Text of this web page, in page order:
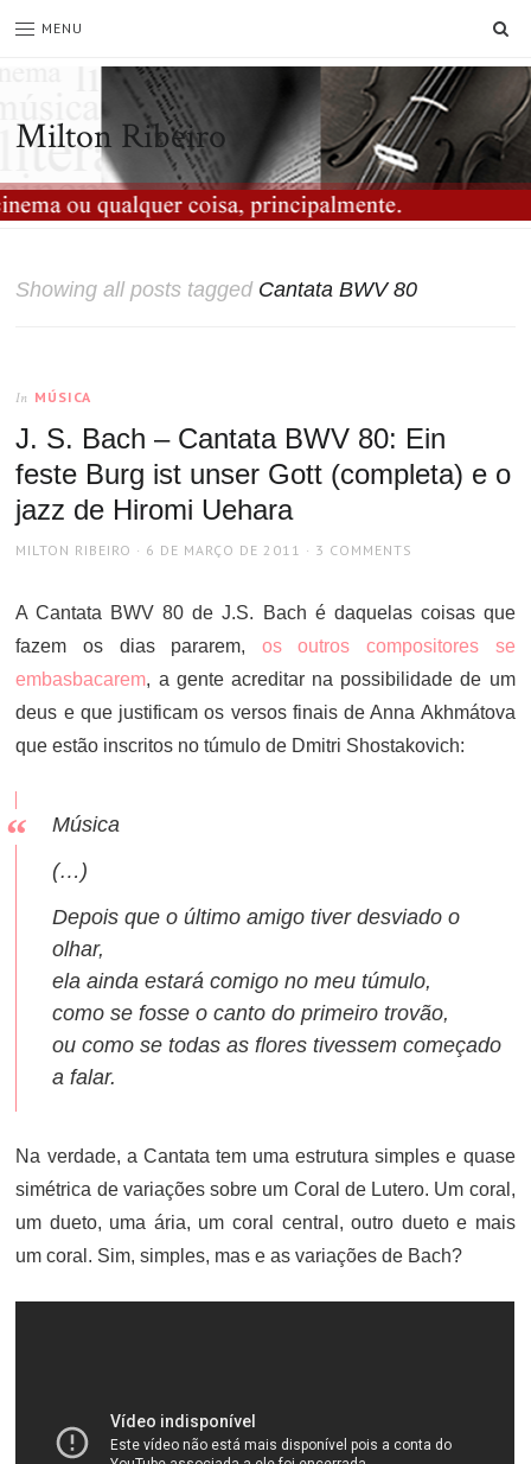
MENU
Milton Ribeiro
Showing all posts tagged Cantata BWV 80
In MÚSICA
J. S. Bach – Cantata BWV 80: Ein
feste Burg ist unser Gott (completa) e o
jazz de Hiromi Uehara
AUTHOR
MILTON RIBEIRO
POSTED
6 DE MARÇO DE 2011 3 COMMENTS
A Cantata BWV 80 de J.S. Bach é daquelas coisas que
fazem os dias pararem, os outros compositores se
embasbacarem, a gente acreditar na possibilidade de um
deus e que justificam os versos finais de Anna Akhmátova
que estão inscritos no túmulo de Dmitri Shostakovich:
Música
(…)
Depois que o último amigo tiver desviado o
olhar,
ela ainda estará comigo no meu túmulo,
como se fosse o canto do primeiro trovão,
ou como se todas as flores tivessem começado
a falar.
Na verdade, a Cantata tem uma estrutura simples e quase
simétrica de variações sobre um Coral de Lutero. Um coral,
um dueto, uma ária, um coral central, outro dueto e mais
um coral. Sim, simples, mas e as variações de Bach?